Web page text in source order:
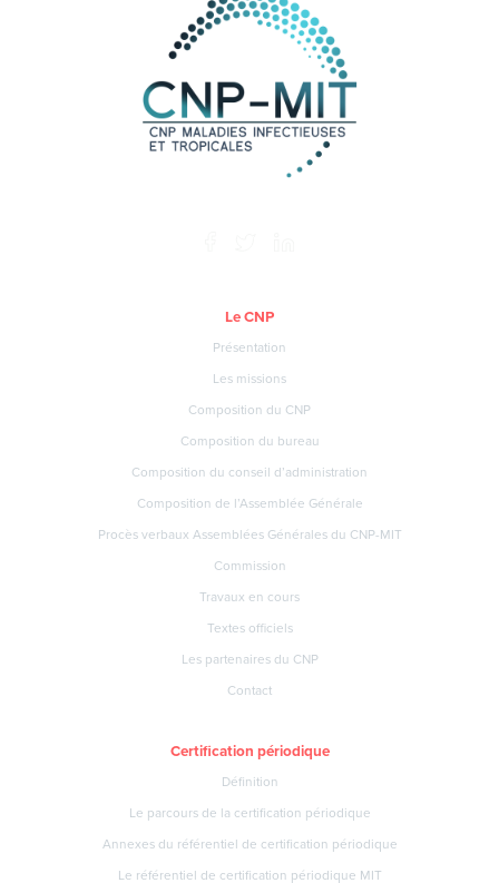
Le CNP
Présentation
Les missions
Composition du CNP
Composition du bureau
Composition du conseil d’administration
Composition de l’Assemblée Générale
Procès verbaux Assemblées Générales du CNP-MIT
Commission
Travaux en cours
Textes officiels
Les partenaires du CNP
Contact
Certification périodique
Définition
Le parcours de la certification périodique
Annexes du référentiel de certification périodique
Le référentiel de certification périodique MIT